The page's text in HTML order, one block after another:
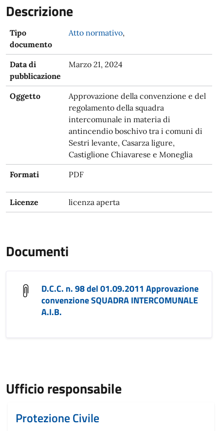
Descrizione
Tipo
documento
Atto normativo,
Data di
pubblicazione
Marzo 21, 2024
Oggetto
Approvazione della convenzione e del
regolamento della squadra
intercomunale in materia di
antincendio boschivo tra i comuni di
Sestri levante, Casarza ligure,
Castiglione Chiavarese e Moneglia
Formati PDF
Licenze licenza aperta
Documenti
D.C.C. n. 98 del 01.09.2011 Approvazione
convenzione SQUADRA INTERCOMUNALE
A.I.B.
Ufficio responsabile
Protezione Civile